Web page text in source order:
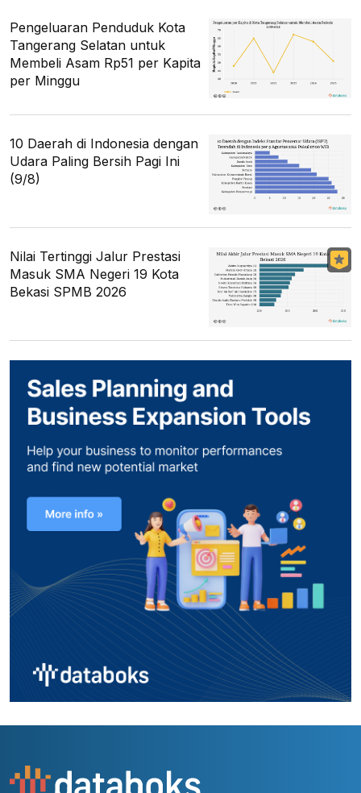
Pengeluaran Penduduk Kota
Tangerang Selatan untuk
Membeli Asam Rp51 per Kapita
per Minggu
10 Daerah di Indonesia dengan
Udara Paling Bersih Pagi Ini
(9/8)
Nilai Tertinggi Jalur Prestasi
Masuk SMA Negeri 19 Kota
Bekasi SPMB 2026